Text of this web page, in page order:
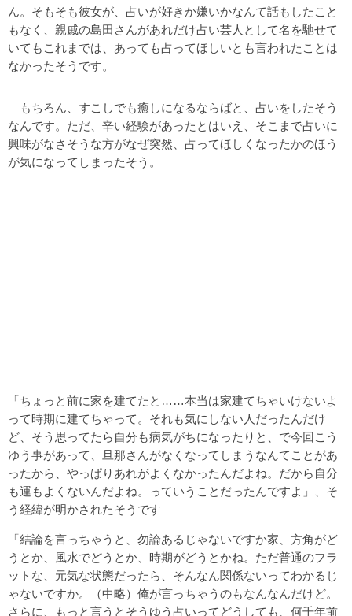
ん。そもそも彼女が、占いが好きか嫌いかなんて話もしたこと
もなく、親戚の島田さんがあれだけ占い芸人として名を馳せて
いてもこれまでは、あっても占ってほしいとも言われたことは
なかったそうです。
もちろん、すこしでも癒しになるならばと、占いをしたそう
なんです。ただ、辛い経験があったとはいえ、そこまで占いに
興味がなさそうな方がなぜ突然、占ってほしくなったかのほう
が気になってしまったそう。
「ちょっと前に家を建てたと……本当は家建てちゃいけないよ
って時期に建てちゃって。それも気にしない人だったんだけ
ど、そう思ってたら自分も病気がちになったりと、で今回こう
ゆう事があって、旦那さんがなくなってしまうなんてことがあ
ったから、やっぱりあれがよくなかったんだよね。だから自分
も運もよくないんだよね。っていうことだったんですよ」、そ
う経緯が明かされたそうです
「結論を言っちゃうと、勿論あるじゃないですか家、方角がど
うとか、風水でどうとか、時期がどうとかね。ただ普通のフラ
ットな、元気な状態だったら、そんなん関係ないってわかるじ
ゃないですか。（中略）俺が言っちゃうのもなんなんだけど。
さらに、もっと言うとそうゆう占いってどうしても、何千年前